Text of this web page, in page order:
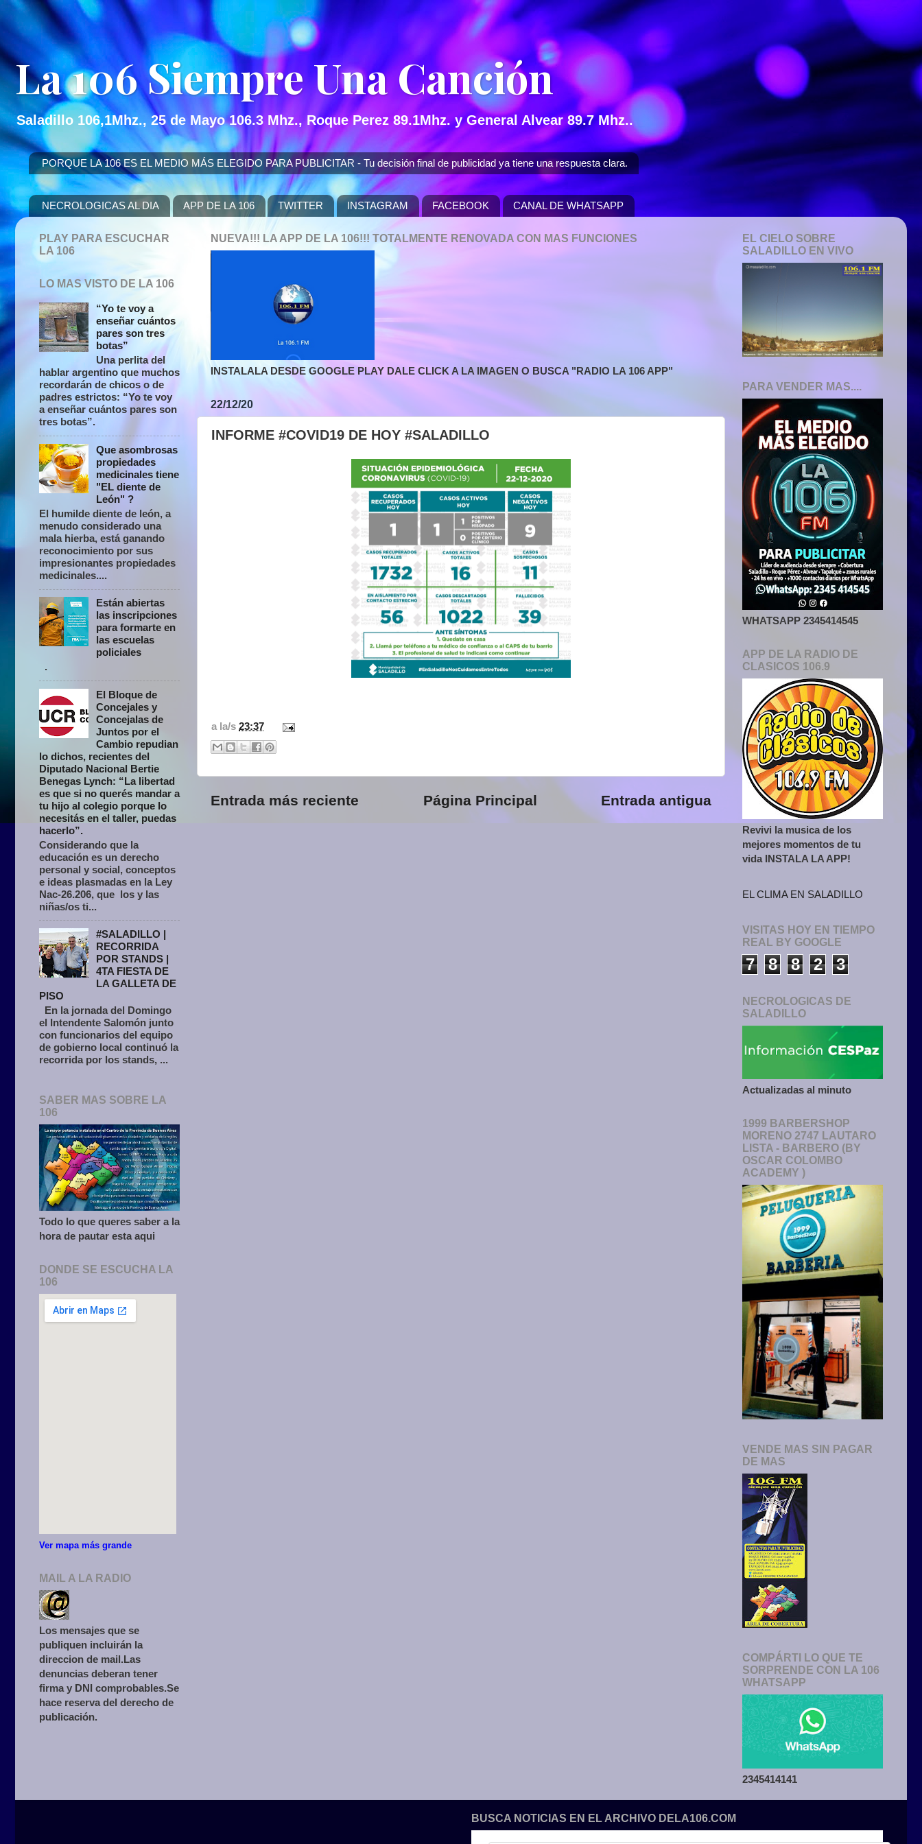
La 106 Siempre Una Canción
Saladillo 106,1Mhz., 25 de Mayo 106.3 Mhz., Roque Perez 89.1Mhz. y General Alvear 89.7 Mhz..
PORQUE LA 106 ES EL MEDIO MÁS ELEGIDO PARA PUBLICITAR - Tu decisión final de publicidad ya tiene una respuesta clara.
NECROLOGICAS AL DIA APP DE LA 106 TWITTER INSTAGRAM FACEBOOK CANAL DE WHATSAPP
NUEVA!!! LA APP DE LA 106!!! TOTALMENTE RENOVADA CON MAS FUNCIONES
INSTALALA DESDE GOOGLE PLAY DALE CLICK A LA IMAGEN O BUSCA "RADIO LA 106 APP"
22/12/20
INFORME #COVID19 DE HOY #SALADILLO
a la/s 23:37
Entrada más reciente Entrada antigua
Página Principal
PLAY PARA ESCUCHAR
LA 106
LO MAS VISTO DE LA 106
“Yo te voy a
enseñar cuántos
pares son tres
botas”
Una perlita del
hablar argentino que muchos
recordarán de chicos o de
padres estrictos: “Yo te voy
a enseñar cuántos pares son
tres botas”.
Que asombrosas
propiedades
medicinales tiene
"EL diente de
León" ?
El humilde diente de león, a
menudo considerado una
mala hierba, está ganando
reconocimiento por sus
impresionantes propiedades
medicinales....
Están abiertas
las inscripciones
para formarte en
las escuelas
policiales
.
El Bloque de
Concejales y
Concejalas de
Juntos por el
Cambio repudian
lo dichos, recientes del
Diputado Nacional Bertie
Benegas Lynch: “La libertad
es que si no querés mandar a
tu hijo al colegio porque lo
necesitás en el taller, puedas
hacerlo”.
Considerando que la
educación es un derecho
personal y social, conceptos
e ideas plasmadas en la Ley
Nac-26.206, que los y las
niñas/os ti...
#SALADILLO |
RECORRIDA
POR STANDS |
4TA FIESTA DE
LA GALLETA DE
PISO
En la jornada del Domingo
el Intendente Salomón junto
con funcionarios del equipo
de gobierno local continuó la
recorrida por los stands, ...
SABER MAS SOBRE LA
106
Todo lo que queres saber a la
hora de pautar esta aqui
DONDE SE ESCUCHA LA
106
Ver mapa más grande
MAIL A LA RADIO
Los mensajes que se
publiquen incluirán la
direccion de mail.Las
denuncias deberan tener
firma y DNI comprobables.Se
hace reserva del derecho de
publicación.
EL CIELO SOBRE
SALADILLO EN VIVO
PARA VENDER MAS....
WHATSAPP 2345414545
APP DE LA RADIO DE
CLASICOS 106.9
Revivi la musica de los
mejores momentos de tu
vida INSTALA LA APP!
EL CLIMA EN SALADILLO
VISITAS HOY EN TIEMPO
REAL BY GOOGLE
7 8 8 2 3
NECROLOGICAS DE
SALADILLO
Actualizadas al minuto
1999 BARBERSHOP
MORENO 2747 LAUTARO
LISTA - BARBERO (BY
OSCAR COLOMBO
ACADEMY )
VENDE MAS SIN PAGAR
DE MAS
COMPÁRTI LO QUE TE
SORPRENDE CON LA 106
WHATSAPP
2345414141
BUSCA NOTICIAS EN EL ARCHIVO DELA106.COM